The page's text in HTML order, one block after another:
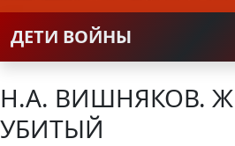
ДЕТИ ВОЙНЫ
Н.А. ВИШНЯКОВ.
УБИТЫЙ